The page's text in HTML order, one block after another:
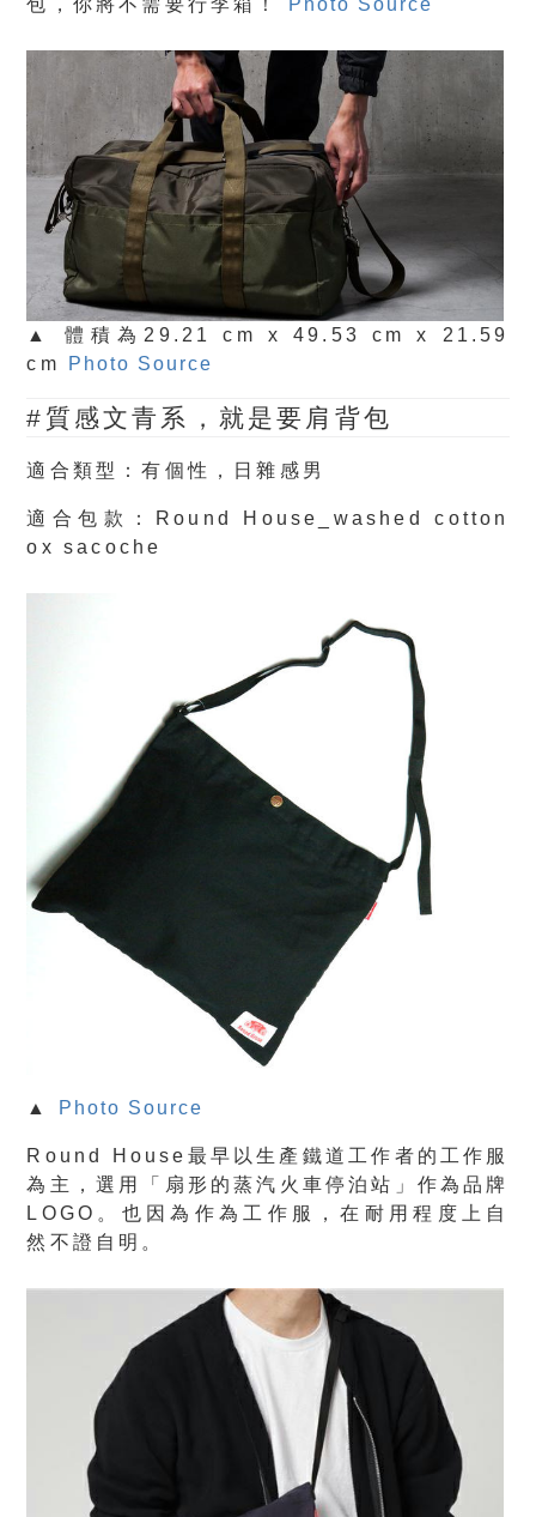
▲ 體積為29.21 cm x 49.53 cm x 21.59
cm
Photo Source
#質感文青系，就是要肩背包
適合類型：有個性，日雜感男
適合包款：
Round House_washed cotton
ox sacoche
▲ Photo Source
Round House最早以生產鐵道工作者的工作服
為主，選用「扇形的蒸汽火車停泊站」作為品牌
LOGO。也因為作為工作服，在耐用程度上自
然不證自明。